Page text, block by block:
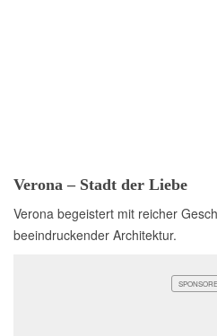
Verona – Stadt der Liebe
Verona begeistert mit reicher
beeindruckender Architektur.